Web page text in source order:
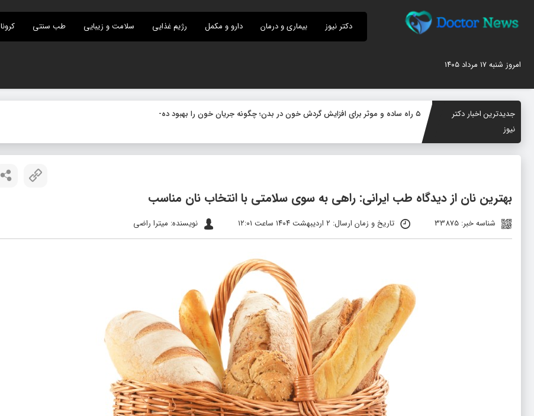
دکتر نیوز بیماری و درمان دارو و مکمل رژیم غذایی سلامت و زیبایی طب سنتی کرونا
امروز شنبه ۱۷ مرداد ۱۴۰۵
جدیدترین اخبار دکتر
نیوز
۵ راه ساده و موثر برای افزایش گردش خون در بدن؛ چگونه جریان خون را بهبود دهیم؟
بهترین نان از دیدگاه طب ایرانی: راهی به سوی سلامتی با انتخاب نان مناسب
شناسه خبر: 33875 تاریخ و زمان ارسال: ۲ اردیبهشت ۱۴۰۴ ساعت ۱۲:۰۱ نویسنده: میترا راضی